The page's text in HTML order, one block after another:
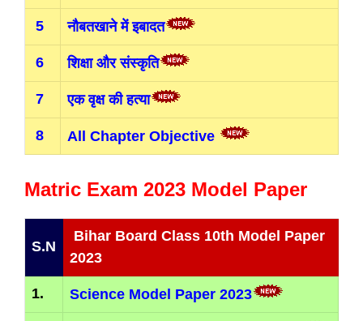
5 नौबतखाने में इबादत
6 शिक्षा और संस्कृति
7 एक वृक्ष की हत्या
8 All Chapter Objective
Matric Exam 2023 Model Paper
S.N
Bihar Board Class 10th Model Paper
2023
1. Science Model Paper 2023